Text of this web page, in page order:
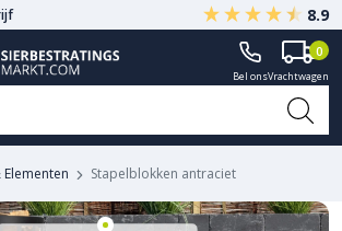
Gegarandeerd A-kwaliteit
8.9
Bel onsVrachtwagen
0
Stapelblokken antraciet